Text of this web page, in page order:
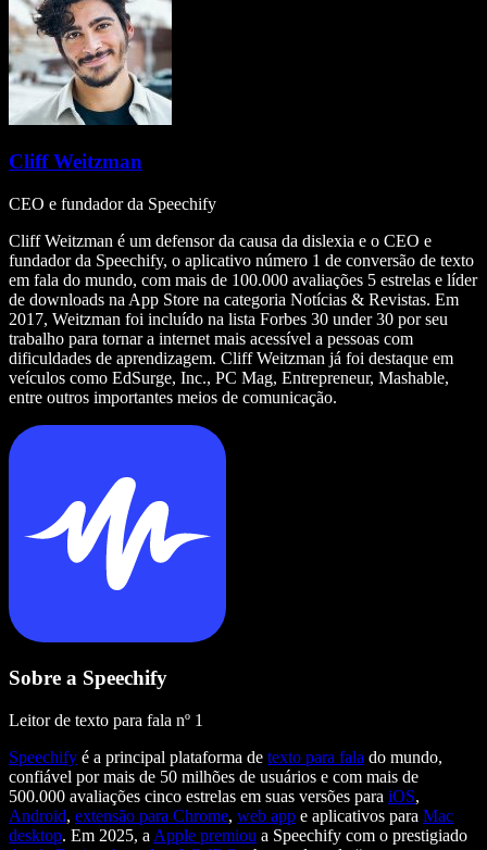
Cliff Weitzman
CEO e fundador da Speechify
Cliff Weitzman é um defensor da causa da dislexia e o CEO e
fundador da Speechify, o aplicativo número 1 de conversão de texto
em fala do mundo, com mais de 100.000 avaliações 5 estrelas e líder
de downloads na App Store na categoria Notícias & Revistas. Em
2017, Weitzman foi incluído na lista Forbes 30 under 30 por seu
trabalho para tornar a internet mais acessível a pessoas com
dificuldades de aprendizagem. Cliff Weitzman já foi destaque em
veículos como EdSurge, Inc., PC Mag, Entrepreneur, Mashable,
entre outros importantes meios de comunicação.
Sobre a Speechify
Leitor de texto para fala nº 1
Speechify é a principal plataforma de texto para fala do mundo,
confiável por mais de 50 milhões de usuários e com mais de
500.000 avaliações cinco estrelas em suas versões para iOS,
Android, extensão para Chrome, web app e aplicativos para Mac
desktop. Em 2025, a Apple premiou a Speechify com o prestigiado